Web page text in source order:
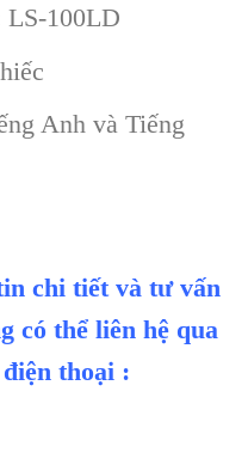
LS-100LD
Anh và Tiếng
chi tiết và tư vấn
có thể liên hệ qua
thoại :